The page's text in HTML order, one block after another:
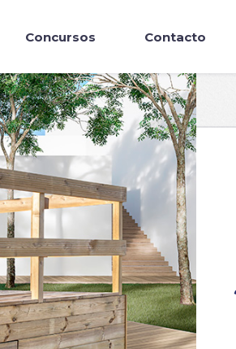
Concursos Contacto